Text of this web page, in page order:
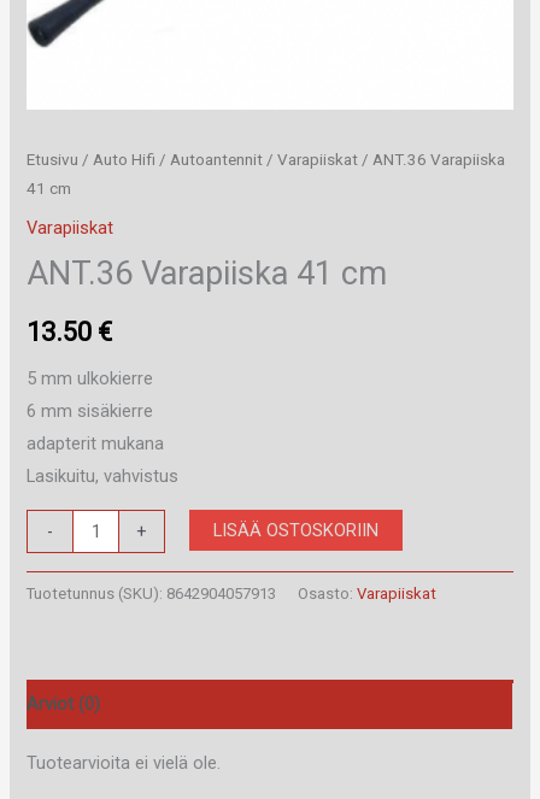
Etusivu / Auto Hifi / Autoantennit /Varapiiskat / ANT.36 Varapiiska
41 cm
Varapiiskat
ANT.36 Varapiiska 41 cm
13.50 €
5 mm ulkokierre
6 mm sisäkierre
adapterit mukana
Lasikuitu, vahvistus
-
Varapiiska
41
+ LISÄÄ OSTOSKORIIN
Tuotetunnus (SKU): 8642904057913 Osasto:Varapiiskat
Arviot (0)
Tuotearvioita ei vielä ole.